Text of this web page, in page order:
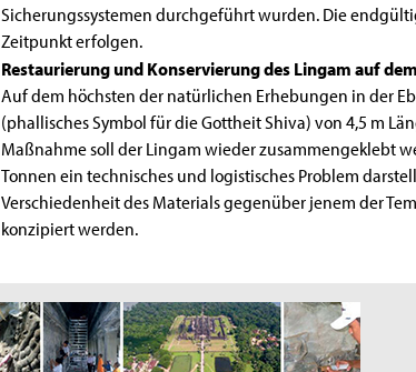
Sicherungssystemen durchgeführt wurden. Die
Zeitpunkt erfolgen.
Restaurierung und Konservierung des Lingam auf
Auf dem höchsten der natürlichen Erhebungen in der
(phallisches Symbol für die Gottheit Shiva) von 4,5 m
Maßnahme soll der Lingam wie­der zusammengeklebt
Tonnen ein technisches und logistisches Problem
Verschiedenheit des Materials gegenüber jenem der
konzipiert werden.